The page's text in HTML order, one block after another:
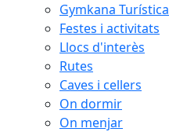
Gymkana Turística
Festes i activitats
Llocs d'interès
Rutes
Caves i cellers
On dormir
On menjar